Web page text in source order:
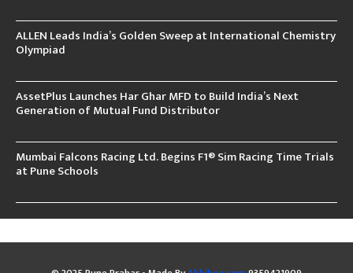
ALLEN Leads India’s Golden Sweep at International Chemistry
Olympiad
AssetPlus Launches Har Ghar MFD to Build India’s Next
Generation of Mutual Fund Distributor
Mumbai Falcons Racing Ltd. Begins F1® Sim Racing Time Trials
at Pune Schools